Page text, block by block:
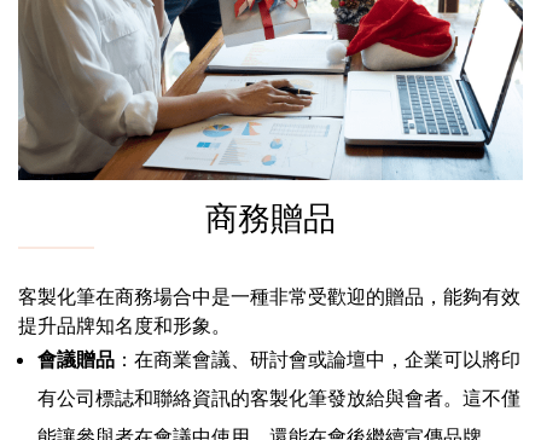
商務贈品
客製化筆在商務場合中是一種非常受歡迎的贈品，能夠有效
提升品牌知名度和形象。
會議贈品 ：在商業會議、研討會或論壇中，企業可以將印
有公司標誌和聯絡資訊的客製化筆發放給與會者。這不僅